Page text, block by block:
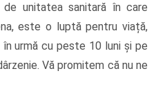
de unitatea sanitară în care
este o luptă pentru viață,
urmă cu peste 10 luni și pe
Vă promitem că nu ne